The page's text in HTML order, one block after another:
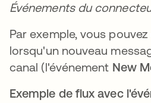
Événements du
Par exemple, vous
lorsqu'un nouveau
canal (l'événement New
Exemple de flux avec